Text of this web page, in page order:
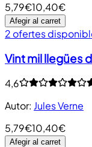
5,79€10,40€
Afegir al carret
2 ofertes
Vint mil llegües
4,6
Autor: Jules Verne
5,79€10,40€
Afegir al carret